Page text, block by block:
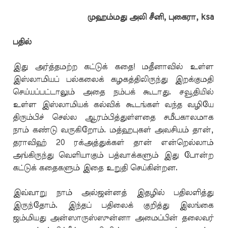
முஹம்மது அலி சீனி, புகைரா, ksa
பதில்
இது அர்த்தமற்ற கட்டுக் கதை! மதீனாவில் உள்ள
இஸ்லாமியப் பல்கலைக் கழகத்திலிருந்து இறக்குமதி
செய்யப்பட்டாலும் அதை நம்பக் கூடாது. சவூதியில்
உள்ள இஸ்லாமியக் கல்விக் கூடங்கள் வந்த வழியே
திரும்பிச் செல்ல ஆரம்பித்துள்ளதை சமீபகாலமாக
நாம் கண்டு வருகிறோம். மத்ஹபுகள் அவசியம் தான்,
தராவிஹ் 20 ரக்அத்துக்கள் தான் என்றெல்லாம்
அங்கிருந்து வெளியாகும் பத்வாக்களும் இது போன்ற
கட்டுக் கதைகளும் இதை உறுதி செய்கின்றன.
இவ்வாறு நாம் அல்ஜன்னத் இதழில் பதிலளித்து
இருந்தோம். இந்தப் பதிலைக் குறித்து இலங்கை
ஜம்மியது அன்ஸாருஸ்ஸுன்னா அமைப்பின் தலைவர்